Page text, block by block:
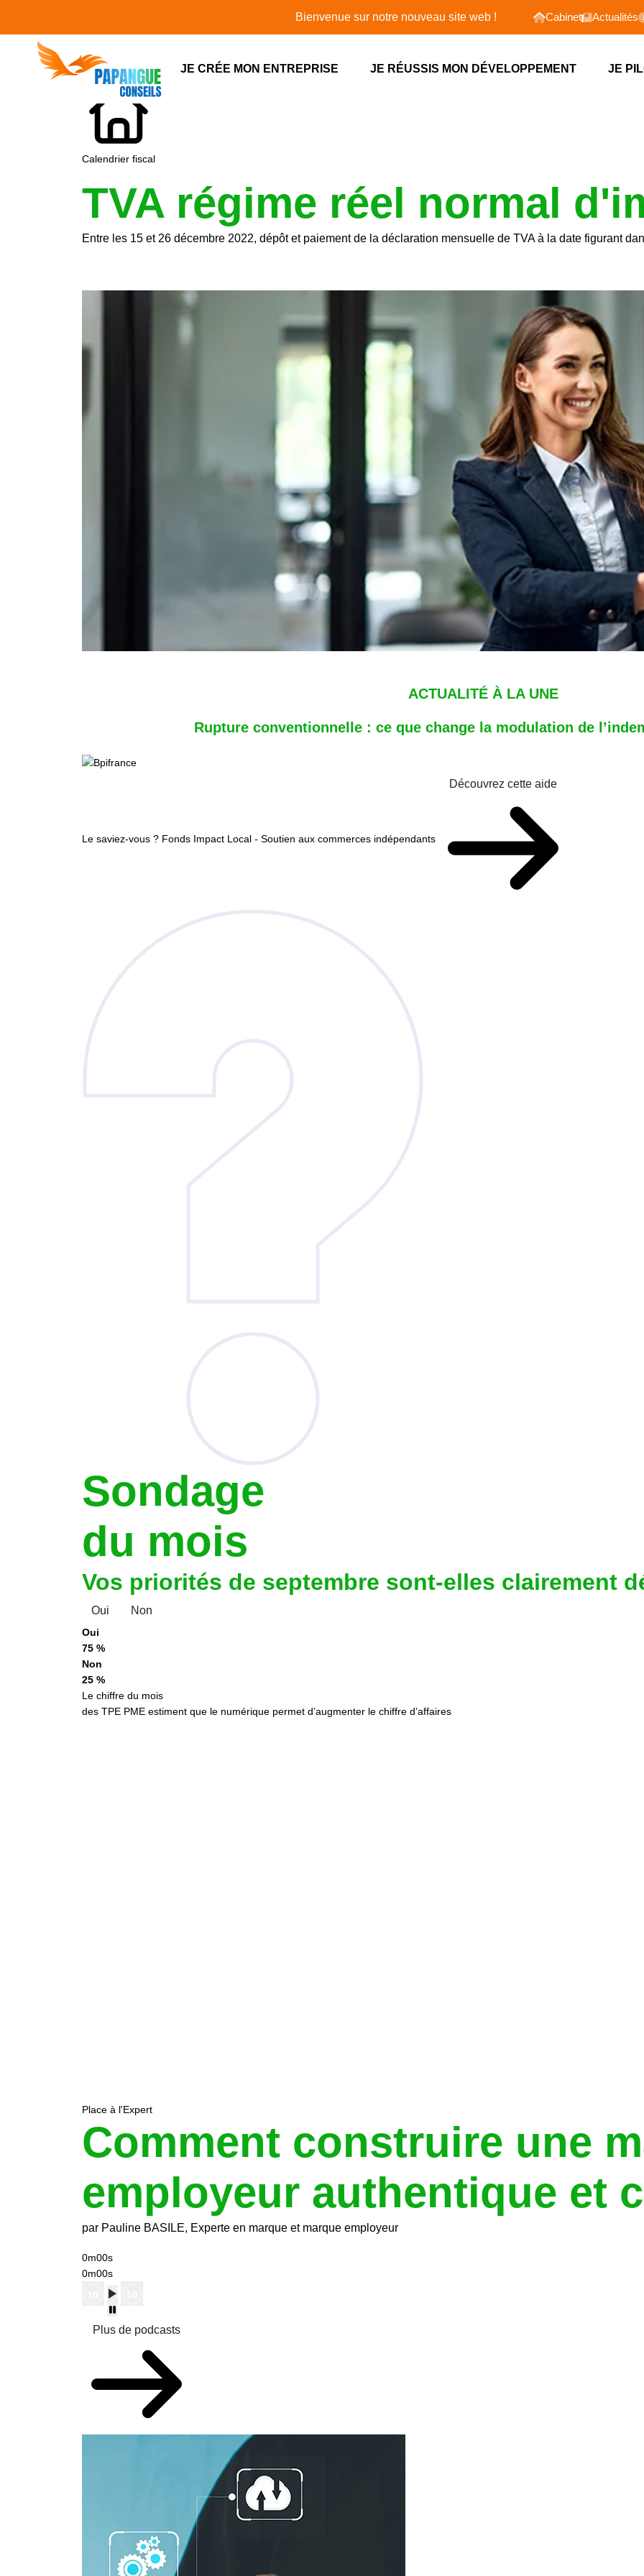
Bienvenue sur notre nouveau site web ! Cabinet Actualités
JE CRÉE MON ENTREPRISE JE RÉUSSIS MON DÉVELOPPEMENT JE
L'actualité du mois
Calendrier fiscal
TVA régime réel normal
Entre les 15 et 26 décembre 2022, dépôt et paiement de la déclaration mensuelle de TVA à la date figurant
ACTUALITÉ À LA UNE
Rupture conventionnelle : ce que change la modulation de
Le saviez-vous ? Fonds Impact Local - Soutien aux commerces indépendants
Découvrez cette aide
Sondage
du mois
Vos priorités de septembre sont-elles clairement
Oui Non
Oui
75 %
Non
25 %
Le chiffre du mois
des TPE PME estiment que le numérique permet d’augmenter le chiffre d’affaires
Place à l'Expert
Comment construire une
employeur authentique et
par Pauline BASILE, Experte en marque et marque employeur
0m00s
0m00s
Plus de podcasts